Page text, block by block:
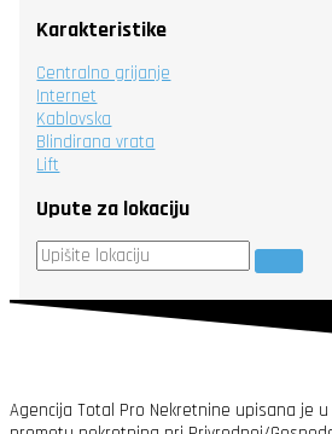
Karakteristike
Centralno grijanje
Internet
Kablovska
Blindirana vrata
Lift
Upute za lokaciju
Agencija Total Pro Nekretnine upisana je